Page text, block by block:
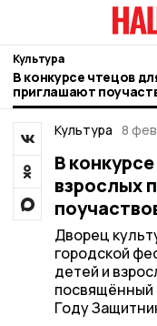
Культура
В конкурсе чтецов
приглашают
Культура 8
В
взрослых
Дворец
городской
детей и
Году